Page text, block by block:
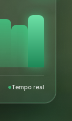
Tempo real